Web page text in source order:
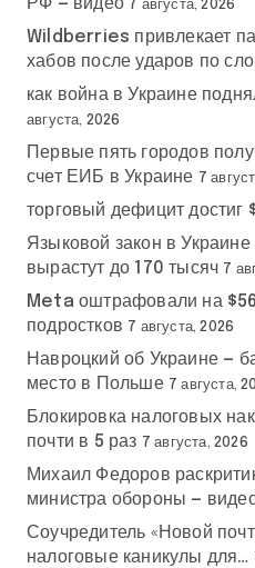
РФ — видео 7 августа, 2026
Wildberries привлекает
хабов после ударов по
как война в Украине
августа, 2026
Первые пять городов
счет ЕИБ в Украине 7
торговый дефицит достиг
Языковой закон в
вырастут до 170 тысяч 7
Meta оштрафовали на
подростков 7 августа, 2026
Навроцкий об Украине —
место в Польше 7 августа,
Блокировка налоговых
почти в 5 раз 7 августа, 2026
Михаил Федоров
министра обороны —
Соучредитель «Новой
налоговые каникулы для…